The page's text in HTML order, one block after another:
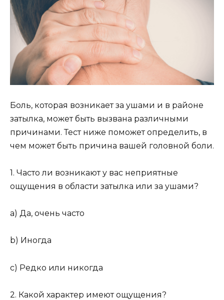
Боль, которая возникает за ушами и в районе
затылка, может быть вызвана различными
причинами. Тест ниже поможет определить, в
чем может быть причина вашей головной боли.
1. Часто ли возникают у вас неприятные
ощущения в области затылка или за ушами?
a) Да, очень часто
b) Иногда
c) Редко или никогда
2. Какой характер имеют ощущения?